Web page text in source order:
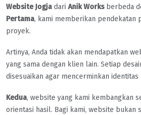
Website Jogja dari Anik Worksberbeda
Pertama, kami memberikan pendekatan
proyek.
Artinya, Anda tidak akan mendapatkan
yang sama dengan klien lain. Setiap
disesuaikan agar mencerminkan identitas
Kedua, website yang kami kembangkan
orientasi hasil. Bagi kami, website bukan